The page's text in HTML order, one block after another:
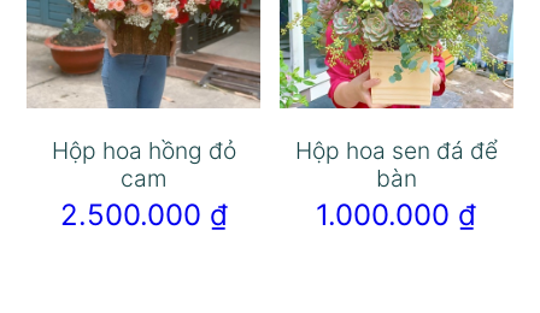
Hộp hoa hồng đỏ
cam
2.500.000 ₫
Hộp hoa sen đá để
bàn
1.000.000 ₫